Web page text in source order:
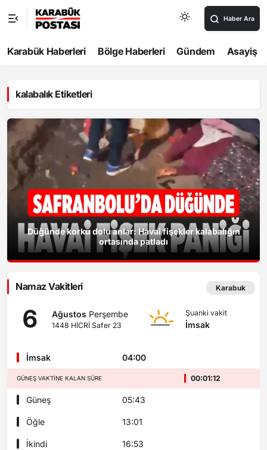
Haber Ara
Karabük Haberleri Bölge Haberleri Gündem Asayiş
kalabalık Etiketleri
Düğünde korku dolu anlar: Havai fişekler kalabalığın
ortasında patladı
Namaz Vakitleri Karabuk
6 Ağustos Perşembe
1448 HİCRİ Safer 23
Şuanki vakit
İmsak
İmsak 04:00
GÜNEŞ VAKTINE KALAN SÜRE 00:01:12
Güneş 05:43
Öğle 13:01
İkindi 16:53